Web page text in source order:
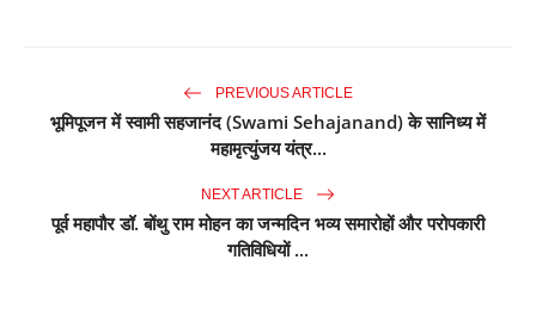
PREVIOUS ARTICLE
भूमिपूजन में स्वामी सहजानंद (Swami Sehajanand) के सानिध्य में
महामृत्युंजय यंत्र...
NEXT ARTICLE
पूर्व महापौर डॉ. बोंथु राम मोहन का जन्मदिन भव्य समारोहों और परोपकारी
गतिविधियों ...